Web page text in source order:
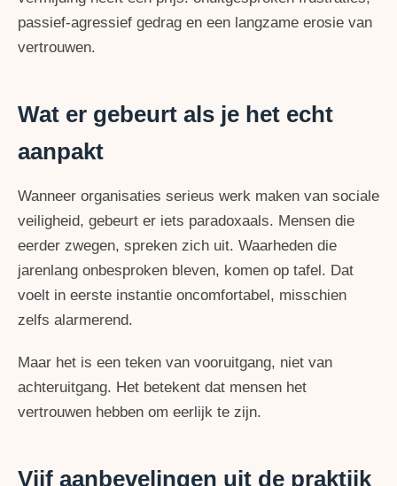
passief-agressief gedrag en een langzame erosie van
vertrouwen.
Wat er gebeurt als je het echt
aanpakt
Wanneer organisaties serieus werk maken van sociale
veiligheid, gebeurt er iets paradoxaals. Mensen die
eerder zwegen, spreken zich uit. Waarheden die
jarenlang onbesproken bleven, komen op tafel. Dat
voelt in eerste instantie oncomfortabel, misschien
zelfs alarmerend.
Maar het is een teken van vooruitgang, niet van
achteruitgang. Het betekent dat mensen het
vertrouwen hebben om eerlijk te zijn.
Vijf aanbevelingen uit de praktijk